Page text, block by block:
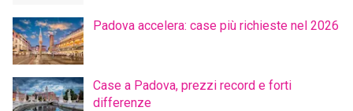
Padova accelera: case più richieste nel 2026
Case a Padova, prezzi record e forti
differenze